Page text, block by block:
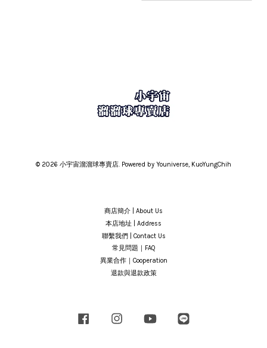
© 2026 小宇宙溜溜球專賣店. Powered by Youniverse, KuoYungChih
商店簡介 | About Us
本店地址 | Address
聯繫我們 | Contact Us
常見問題｜FAQ
異業合作｜Cooperation
退款與退款政策
Facebook Instagram YouTube